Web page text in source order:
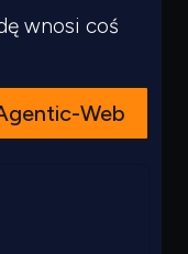
wnosi coś
Web